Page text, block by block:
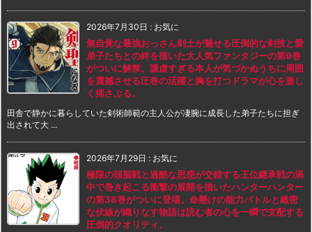
2026年7月30日 : お気に
無自覚な最強おっさん剣士が魅せる圧倒的な剣技と愛
弟子たちとの絆を描いた大人気ファンタジーの第9巻
がついに解禁。謙虚すぎる本人が気づかぬうちに周囲
を震撼させる圧巻の活躍と胸を打つドラマが心を激し
く揺さぶる。
田舎で静かに暮らしていた剣術師範の主人公が凄腕に成長した弟子たちに担ぎ
出されて大 ...
2026年7月29日 : お気に
極限の頭脳戦と過酷な思惑が交錯する王位継承戦の渦
中で巻き起こる衝撃の展開を描いたハンターハンター
の第38巻がついに登場。命懸けの能力バトルと緻密
な伏線が織りなす物語は読む者の心を一瞬で支配する
圧倒的クオリティ。